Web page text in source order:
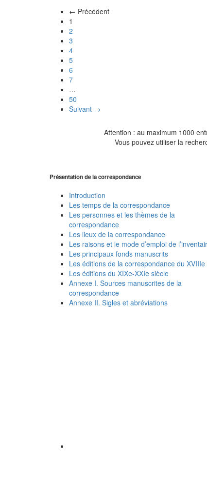
← Précédent
1
2
3
4
5
6
7
…
50
Suivant →
Attention : au maximum 1000
Vous pouvez utiliser la
Présentation de la correspondance
Introduction
Les temps de la correspondance
Les personnes et les thèmes de la
correspondance
Les lieux de la correspondance
Les raisons et le mode d’emploi de
Les principaux fonds manuscrits
Les éditions de la correspondance du XVIIIe
Les éditions du XIXe-XXIe siècle
Annexe I. Sources manuscrites de la
correspondance
Annexe II. Sigles et abréviations